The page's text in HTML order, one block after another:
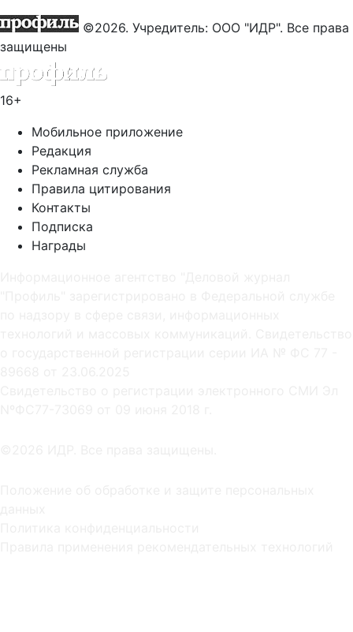
©2026. Учредитель: ООО "ИДР". Все права
защищены
16+
Мобильное приложение
Редакция
Рекламная служба
Правила цитирования
Контакты
Подписка
Награды